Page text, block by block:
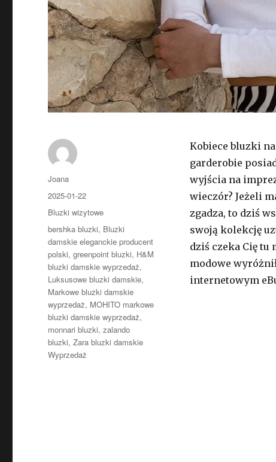
Kobiece bluzki
garderobie
wyjścia na
wieczór? Jeżeli
zgadza, to dziś
swoją kolekcję
dziś czeka Cię
modowe
internetowym
Autor
Joana
Opublikowano
2025-01-22
Kategorie
Bluzki wizytowe
Tagi
bershka bluzki, Bluzki
damskie eleganckie producent
polski,greenpoint bluzki, H&M
bluzki damskie wyprzedaż,
Luksusowe bluzki damskie,
Markowe bluzki damskie
wyprzedaż, MOHITO markowe
bluzki damskie wyprzedaż,
monnari bluzki,zalando
bluzki,Zara bluzki damskie
Wyprzedaż